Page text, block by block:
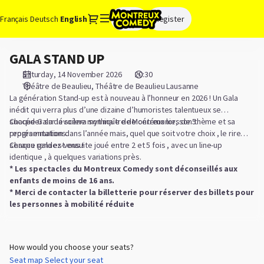
Français Deutsch Current
English Dialog
Sign in Register
selection
Beaulieu
Lausanne
14.11.2026
20:30
GALA
STAND
Montreux
GALA
STAND
GALA STAND UP
Saturday, 14 November 2026
20:30
Théâtre de Beaulieu Théâtre de Beaulieu Lausanne
La génération Stand-up est à nouveau à l’honneur en 2026 ! Un Gala
inédit qui verra plus d’une dizaine d’humoristes talentueux se
succéder sur la scène mythique de Montreux lors de 5
représentations.
Chaque Gala dévoilera son maître de cérémonie, son thème et sa
programmation dans l’année mais, quel que soit votre choix , le rire
sera au rendez-vous !
Chaque gala est ensuite joué entre 2 et 5 fois , avec un line-up
identique , à quelques variations près.
* Les spectacles du Montreux Comedy sont déconseillés aux
enfants de moins de 16 ans.
* Merci de contacter la billetterie pour réserver des billets pour
les personnes à mobilité réduite
How would you choose your seats?
Seat map Select your seat